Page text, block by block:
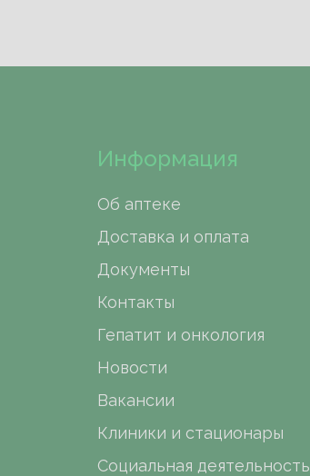
Информация
Об аптеке
Доставка и оплата
Документы
Контакты
Гепатит и онкология
Новости
Вакансии
Клиники и стационары
Социальная деятельность